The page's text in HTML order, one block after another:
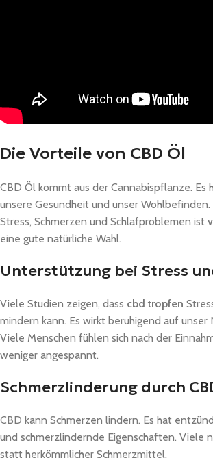
Die Vorteile von CBD Öl
CBD Öl kommt aus der Cannabispflanze. Es
unsere Gesundheit und unser
Stress, Schmerzen und Schlafproblemen ist
eine gute natürliche Wahl.
Unterstützung bei Stress
Viele Studien zeigen, dass cbd tropfen
mindern kann. Es wirkt beruhigend auf unser
Viele Menschen fühlen sich nach der
weniger angespannt.
Schmerzlinderung durch
CBD kann Schmerzen lindern. Es hat
und schmerzlindernde Eigenschaften. Viele
statt herkömmlicher Schmerzmittel.